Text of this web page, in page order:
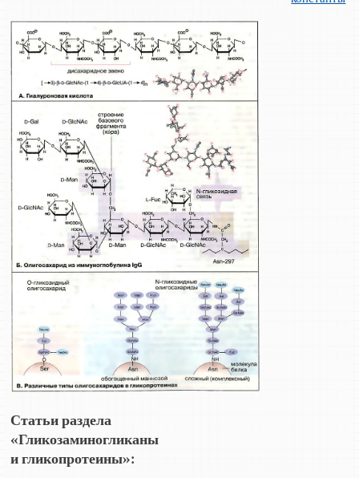
Статьи раздела
«Гликозаминогликаны
и гликопротеины»: